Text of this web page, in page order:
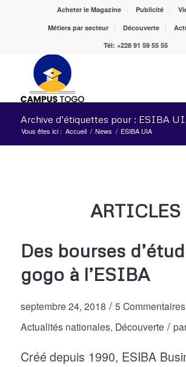
Acheter le Magazine Publicité
Métiers par secteur
Découverte
Tél: +228 91 59 55 55
Archive d’étiquettes pour : ESIBA
Vous êtes ici : Accueil / News / ESIBA UIA
ARTICLES
Des bourses
gogo à l’ESIBA
septembre 24, 2018 / 5 Commentaires
Actualités nationales, Découverte /
Créé depuis 1990, ESIBA